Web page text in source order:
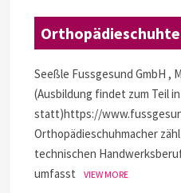
Seeßle Fussgesund GmbH ,
(Ausbildung findet zum Teil
statt)https://
Orthopädieschuhmacher
technischen
umfasst
VIEW MORE